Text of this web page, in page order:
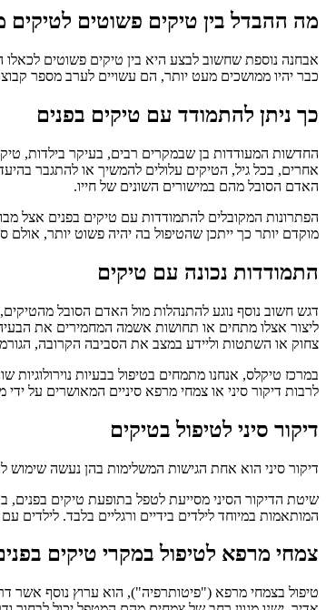
מה ההבדל בין טיקים פשוטים לטיקים
אבחנה נוספת שחשוב לבצע היא בין טיקים פשוטים
כבר יהיו ממושכים מעט יותר, הם עשויים לערב מספר
כך ניתן להתמודד עם טיקים בפנים
החדשות המעודדות בן שבמקרים רבים, בעיקר בילדות,
אחרים, בכל גיל, הטיקים עלולים להמשיך או להתגבר
האדם הסובל מהם במישורים השונים של חייו.
הפתרונות המקובלים להתמודדות עם טיקים בפנים אצל
מוקדם יותר כך ייתכן שהטיפול בה יהיה פשוט יותר, אולם
התמודדות נכונה עם טיקים
דגש חשוב נוסף נוגע להתנהלות מול האדם הסובל
ליצור אצלו מתחים או תחושות אשמה המחמירים את
צחוק או השתטות וליידע במצב את הסביבה הקרובה,
במרכז טיקלס, אנחנו מתמחים בטיפול בבעיות
לרבות דיקור סיני או צמחי מרפא סיניים המאושרים על
דיקור סיני לטיפול בטיקים
דיקור סיני הוא אחת הגישות המשלימות בהן נעשה שימוש
שיטת הדיקור הסיני מסייעת לטפל בתופעת טיקים בפנים,
המותאמות במיוחד לילדים בידיים ורגליים בלבד.
צמחי מרפא לטיפול במקרי טיקים
טיפול בצמחי מרפא ("פיטותרפיה"), הוא ערוץ נוסף אשר